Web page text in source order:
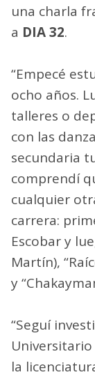
una charla
a DIA 32.
“Empecé
ocho años.
talleres o
con las
secundaria
comprendí
cualquier
carrera:
Escobar y
Martín),
y
“Seguí
la